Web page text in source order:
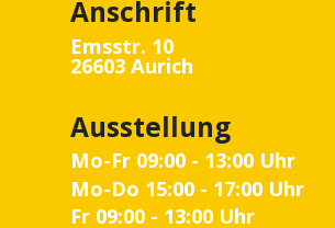
Anschrift
Emsstr. 10
26603 Aurich
Ausstellung
Mo-Fr 09:00 - 13:00 Uhr
Mo-Do 15:00 - 17:00 Uhr
Fr 09:00 - 13:00 Uhr